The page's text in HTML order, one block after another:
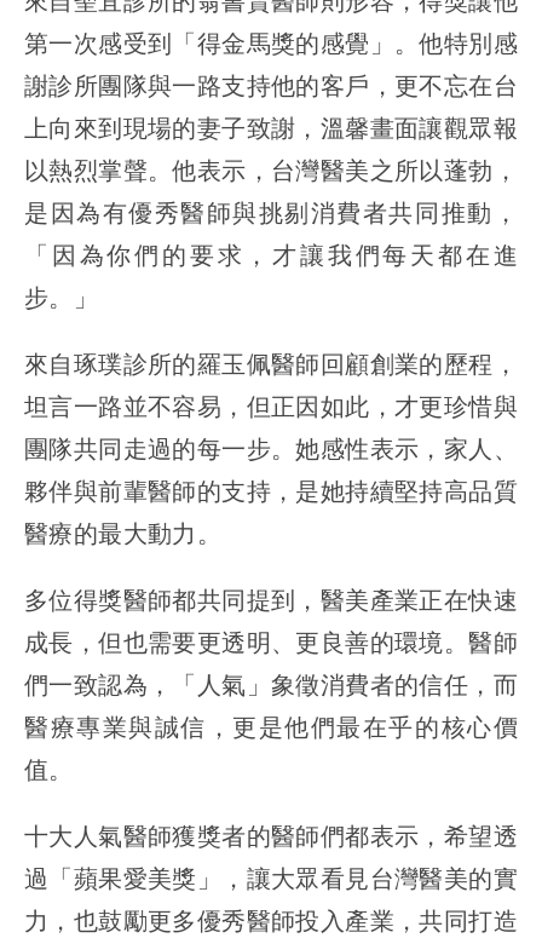
第一次感受到「得金馬獎的感覺」。他特別感
謝診所團隊與一路支持他的客戶，更不忘在台
上向來到現場的妻子致謝，溫馨畫面讓觀眾報
以熱烈掌聲。他表示，台灣醫美之所以蓬勃，
是因為有優秀醫師與挑剔消費者共同推動，
「因為你們的要求，才讓我們每天都在進
步。」
來自琢璞診所的羅玉佩醫師回顧創業的歷程，
坦言一路並不容易，但正因如此，才更珍惜與
團隊共同走過的每一步。她感性表示，家人、
夥伴與前輩醫師的支持，是她持續堅持高品質
醫療的最大動力。
多位得獎醫師都共同提到，醫美產業正在快速
成長，但也需要更透明、更良善的環境。醫師
們一致認為，「人氣」象徵消費者的信任，而
醫療專業與誠信，更是他們最在乎的核心價
值。
十大人氣醫師獲獎者的醫師們都表示，希望透
過「蘋果愛美獎」，讓大眾看見台灣醫美的實
力，也鼓勵更多優秀醫師投入產業，共同打造